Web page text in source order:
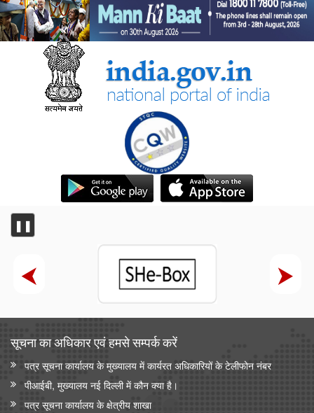
❚❚
सूचना का अधिकार एवं हमसे सम्‍पर्क करें
पत्र सूचना कार्यालय के मुख्यालय में कार्यरत अधिकारियों के टेलीफोन नंबर
पीआईबी, मुख्यालय नई दिल्ली में कौन क्या है।
पत्र सूचना कार्यालय के क्षेत्रीय शाखा